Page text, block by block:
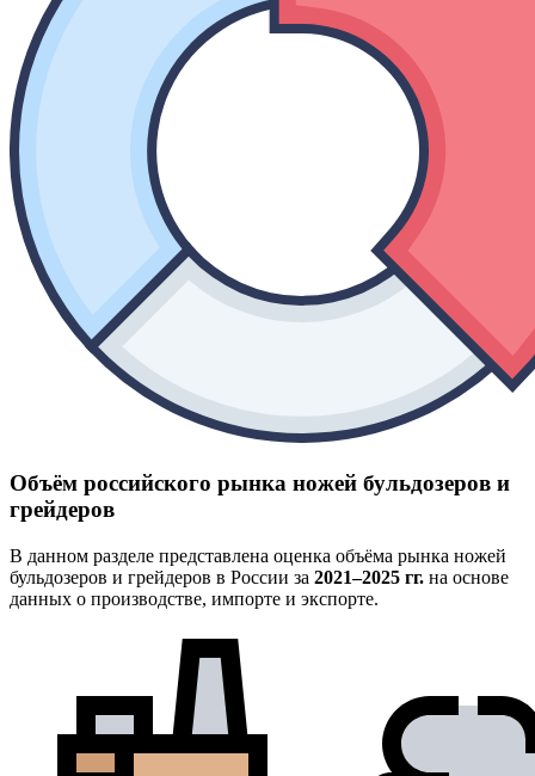
Объём российского рынка ножей бульдозеров и
грейдеров
В данном разделе представлена оценка объёма рынка ножей
бульдозеров и грейдеров в России за 2021–2025 гг. на основе
данных о производстве, импорте и экспорте.